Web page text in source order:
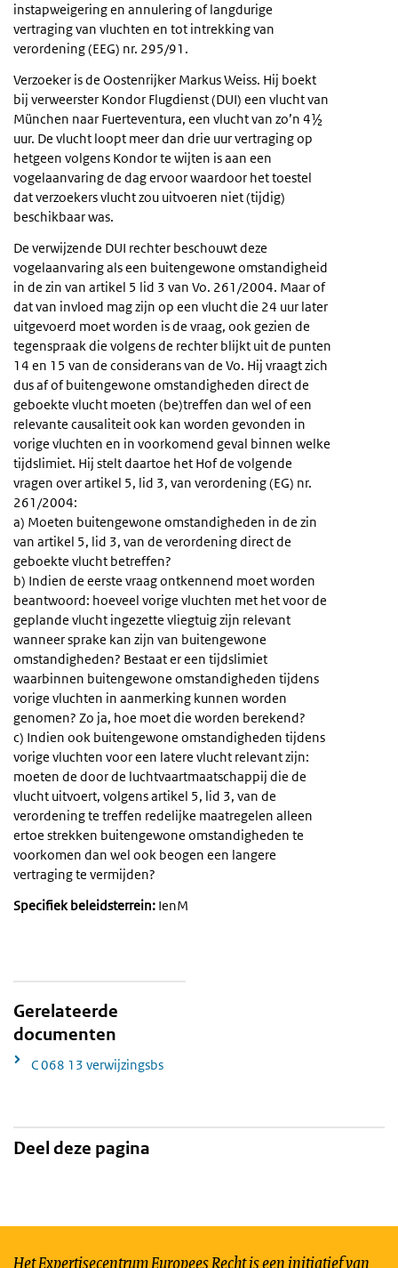
instapweigering en annulering of langdurige
vertraging van vluchten en tot intrekking van
verordening (EEG) nr. 295/91.
Verzoeker is de Oostenrijker Markus Weiss. Hij boekt
bij verweerster Kondor Flugdienst (DUI) een vlucht van
München naar Fuerteventura, een vlucht van zo’n 4½
uur. De vlucht loopt meer dan drie uur vertraging op
hetgeen volgens Kondor te wijten is aan een
vogelaanvaring de dag ervoor waardoor het toestel
dat verzoekers vlucht zou uitvoeren niet (tijdig)
beschikbaar was.
De verwijzende DUI rechter beschouwt deze
vogelaanvaring als een buitengewone omstandigheid
in de zin van artikel 5 lid 3 van Vo. 261/2004. Maar of
dat van invloed mag zijn op een vlucht die 24 uur later
uitgevoerd moet worden is de vraag, ook gezien de
tegenspraak die volgens de rechter blijkt uit de punten
14 en 15 van de considerans van de Vo. Hij vraagt zich
dus af of buitengewone omstandigheden direct de
geboekte vlucht moeten (be)treffen dan wel of een
relevante causaliteit ook kan worden gevonden in
vorige vluchten en in voorkomend geval binnen welke
tijdslimiet. Hij stelt daartoe het Hof de volgende
vragen over artikel 5, lid 3, van verordening (EG) nr.
261/2004:
a) Moeten buitengewone omstandigheden in de zin
van artikel 5, lid 3, van de verordening direct de
geboekte vlucht betreffen?
b) Indien de eerste vraag ontkennend moet worden
beantwoord: hoeveel vorige vluchten met het voor de
geplande vlucht ingezette vliegtuig zijn relevant
wanneer sprake kan zijn van buitengewone
omstandigheden? Bestaat er een tijdslimiet
waarbinnen buitengewone omstandigheden tijdens
vorige vluchten in aanmerking kunnen worden
genomen? Zo ja, hoe moet die worden berekend?
c) Indien ook buitengewone omstandigheden tijdens
vorige vluchten voor een latere vlucht relevant zijn:
moeten de door de luchtvaartmaatschappij die de
vlucht uitvoert, volgens artikel 5, lid 3, van de
verordening te treffen redelijke maatregelen alleen
ertoe strekken buitengewone omstandigheden te
voorkomen dan wel ook beogen een langere
vertraging te vermijden?
Specifiek beleidsterrein: IenM
Gerelateerde
documenten
C 068 13 verwijzingsbs
Deel deze pagina
Het Expertisecentrum Europees Recht is een initiatief van